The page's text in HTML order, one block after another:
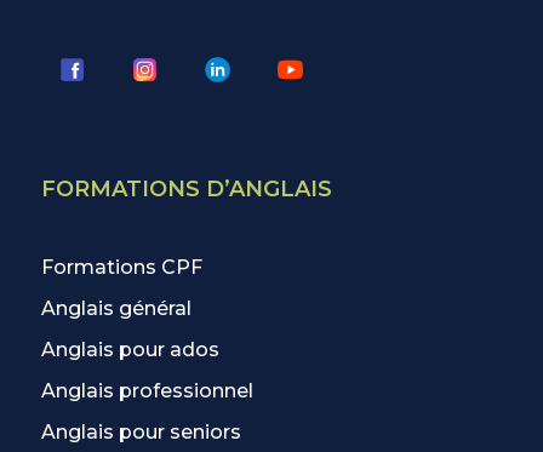
FORMATIONS D’ANGLAIS
Formations CPF
Anglais général
Anglais pour ados
Anglais professionnel
Anglais pour seniors